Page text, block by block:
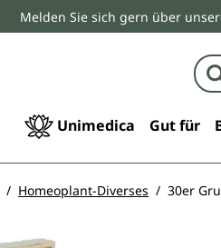
springen
Melden Sie sich gern über
Unimedica Gut für
Homeoplant-Diverses 30er